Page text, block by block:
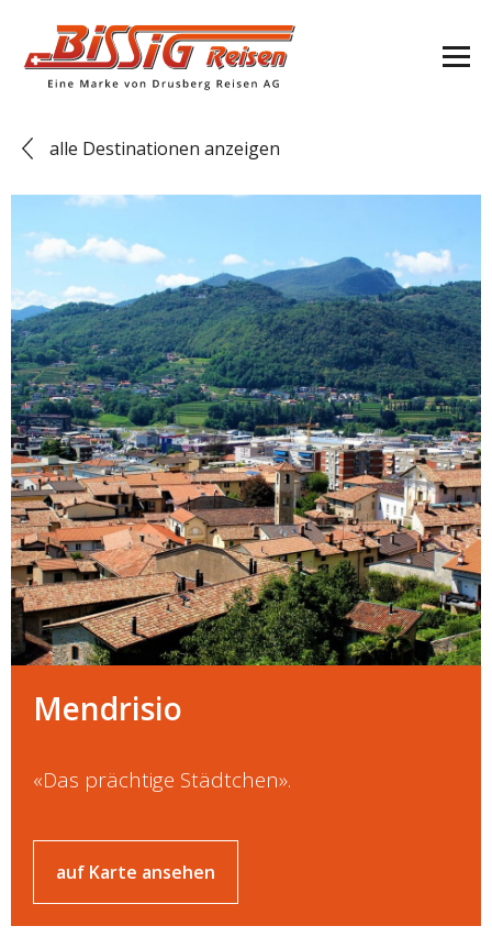
alle Destinationen anzeigen
Mendrisio
«Das prächtige Städtchen».
auf Karte ansehen